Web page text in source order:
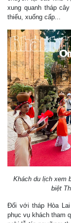
xung quanh tháp
thiếu, xuống cấp...
Khách du lịch xem
biệt
Đối với tháp Hòa
phục vụ khách tham